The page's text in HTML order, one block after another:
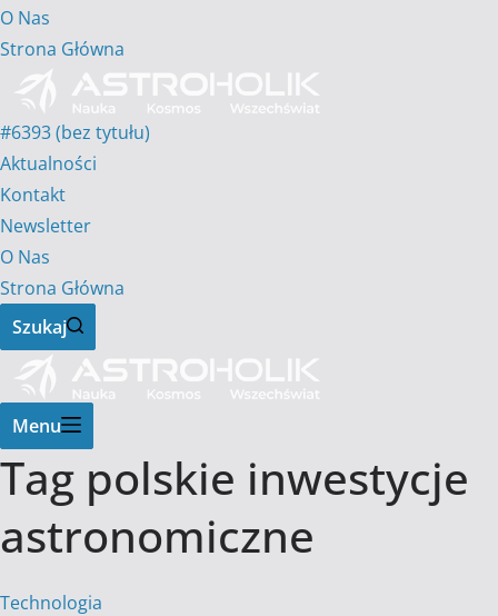
O Nas
Strona Główna
#6393 (bez tytułu)
Aktualności
Kontakt
Newsletter
O Nas
Strona Główna
Szukaj
Menu
Tag polskie inwestycje
astronomiczne
Technologia